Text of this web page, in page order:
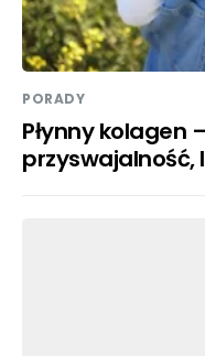
PORADY
Płynny kolagen
przyswajalność,